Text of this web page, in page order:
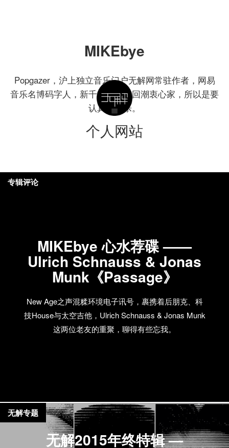
MIKEbye
Popgazer，沪上独立音乐门户无解网常驻作者，网易
音乐名博码字人，新千年自赏乐回潮衷心家，所以是要
认真写音乐。
个人网站
MIKEbye 心水荐碟 ——
Ulrich Schnauss & Jonas
Munk《Passage》
New Age之声混糅环境电子讯号，裹携着后朋克、科
技House与太空吉他，Ulrich Schnauss & Jonas Munk
这两位老友的重聚，聊得有些忘我。
专辑评论
无解2015年终特辑 —
无解专题